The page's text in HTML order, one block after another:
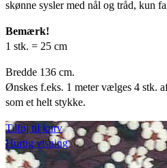
skønne sysler med nål og tråd, kun
Bemærk!
1 stk. = 25 cm
Bredde 136 cm.
Ønskes f.eks. 1 meter vælges 4 stk.
som et helt stykke.
Tilføj til kurv
Hurtig visning